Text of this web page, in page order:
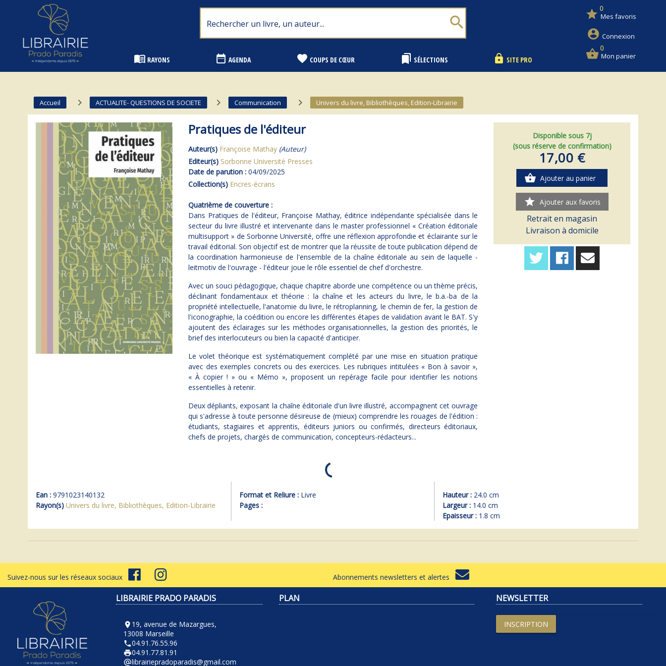
Librairie Prado Paradis - Marseille
search
menu_book RAYONS date_range AGENDA favorite COUPS DE CŒUR bookmarks SÉLECTIONS lock SITE PRO
star 0
Mes favoris
account_circle Connexion
shopping_basket0
Mon panier
Accueil navigate_next ACTUALITE- QUESTIONS DE SOCIETE navigate_next Communication navigate_next Univers du livre, Bibliothèques, Edition-Librairie
Pratiques de l'éditeur
Auteur(s) Françoise Mathay (Auteur)
Editeur(s) Sorbonne Université Presses
Date de parution : 04/09/2025
Collection(s) Encres-écrans
Quatrième de couverture :
Dans Pratiques de l'éditeur, Françoise Mathay, éditrice indépendante spécialisée dans le
secteur du livre illustré et intervenante dans le master professionnel « Création éditoriale
multisupport » de Sorbonne Université, offre une réflexion approfondie et éclairante sur le
travail éditorial. Son objectif est de montrer que la réussite de toute publication dépend de
la coordination harmonieuse de l'ensemble de la chaîne éditoriale au sein de laquelle -
leitmotiv de l'ouvrage - l'éditeur joue le rôle essentiel de chef d'orchestre.
Avec un souci pédagogique, chaque chapitre aborde une compétence ou un thème précis,
déclinant fondamentaux et théorie : la chaîne et les acteurs du livre, le b.a.-ba de la
propriété intellectuelle, l'anatomie du livre, le rétroplanning, le chemin de fer, la gestion de
l'iconographie, la coédition ou encore les différentes étapes de validation avant le BAT. S'y
ajoutent des éclairages sur les méthodes organisationnelles, la gestion des priorités, le
brief des interlocuteurs ou bien la capacité d'anticiper.
Le volet théorique est systématiquement complété par une mise en situation pratique
avec des exemples concrets ou des exercices. Les rubriques intitulées « Bon à savoir »,
« À copier ! » ou « Mémo », proposent un repérage facile pour identifier les notions
essentielles à retenir.
Deux dépliants, exposant la chaîne éditoriale d'un livre illustré, accompagnent cet ouvrage
qui s'adresse à toute personne désireuse de (mieux) comprendre les rouages de l'édition :
étudiants, stagiaires et apprentis, éditeurs juniors ou confirmés, directeurs éditoriaux,
chefs de projets, chargés de communication, concepteurs-rédacteurs...
Disponible sous 7j
(sous réserve de confirmation)
17,00 €
shopping_basket Ajouter au panier
star Ajouter aux favoris
Retrait en magasin
Livraison à domicile
Ean : 9791023140132
Rayon(s) Univers du livre, Bibliothèques, Edition-Librairie
Format et Reliure : Livre
Pages :
Hauteur : 24.0 cm
Largeur : 14.0 cm
Epaisseur : 1.8 cm
Suivez-nous sur les réseaux sociaux Abonnements newsletters et alertes
LIBRAIRIE PRADO PARADIS
room 19, avenue de Mazargues,
13008 Marseille
phone04.91.76.55.96
local_printshop04.91.77.81.91
alternate_emaillibrairiepradoparadis@gmail.com
PLAN NEWSLETTER
INSCRIPTION